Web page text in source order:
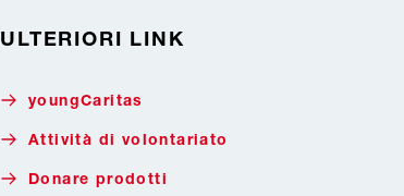
ULTERIORI LINK
youngCaritas
Attività di volontariato
Donare prodotti